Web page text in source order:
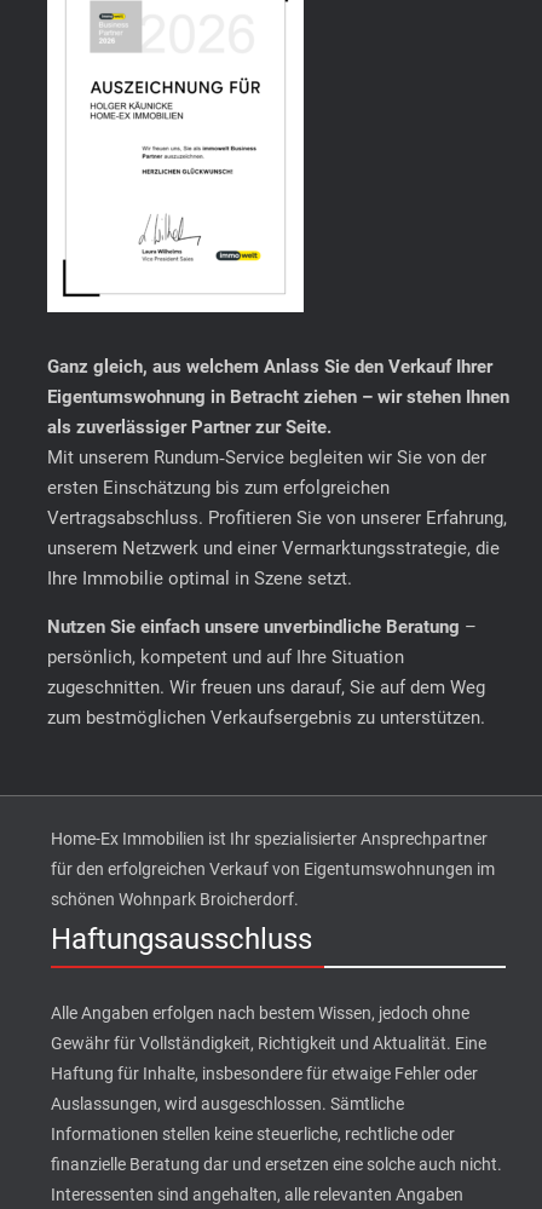
Ganz gleich, aus welchem Anlass Sie den Verkauf Ihrer
Eigentumswohnung in Betracht ziehen – wir stehen Ihnen
als zuverlässiger Partner zur Seite.
Mit unserem Rundum‑Service begleiten wir Sie von der
ersten Einschätzung bis zum erfolgreichen
Vertragsabschluss. Profitieren Sie von unserer Erfahrung,
unserem Netzwerk und einer Vermarktungsstrategie, die
Ihre Immobilie optimal in Szene setzt.
Nutzen Sie einfach unsere unverbindliche Beratung –
persönlich, kompetent und auf Ihre Situation
zugeschnitten. Wir freuen uns darauf, Sie auf dem Weg
zum bestmöglichen Verkaufsergebnis zu unterstützen.
Home-Ex Immobilien ist Ihr spezialisierter Ansprechpartner
für den erfolgreichen Verkauf von Eigentumswohnungen im
schönen Wohnpark Broicherdorf.
Haftungsausschluss
Alle Angaben erfolgen nach bestem Wissen, jedoch ohne
Gewähr für Vollständigkeit, Richtigkeit und Aktualität. Eine
Haftung für Inhalte, insbesondere für etwaige Fehler oder
Auslassungen, wird ausgeschlossen. Sämtliche
Informationen stellen keine steuerliche, rechtliche oder
finanzielle Beratung dar und ersetzen eine solche auch nicht.
Interessenten sind angehalten, alle relevanten Angaben